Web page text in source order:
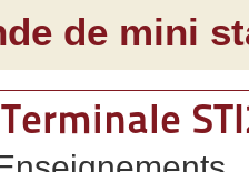
de mini